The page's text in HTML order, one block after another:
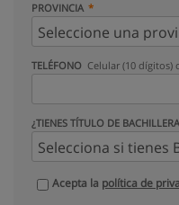
PROVINCIA
TELÉFONO Celular (10 dígitos)
¿TIENES TÍTULO DE
Acepta la política de